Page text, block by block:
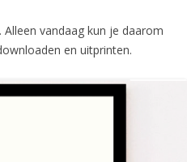
vandaag kun je daarom
en uitprinten.